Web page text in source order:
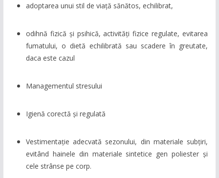
adoptarea unui stil de viață sănătos, echilibrat,
odihnă fizică și psihică, activități fizice regulate, evitarea
fumatului, o dietă echilibrată sau scadere în greutate,
daca este cazul
Managementul stresului
Igienă corectă și regulată
Vestimentație adecvată sezonului, din materiale subțiri,
evitând hainele din materiale sintetice gen poliester și
cele strânse pe corp.